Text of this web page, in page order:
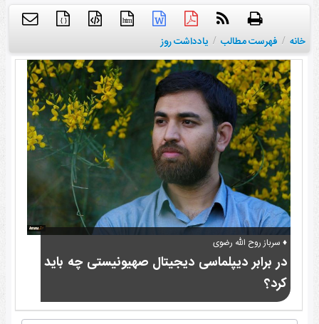
htm
{ }
خانه / فهرست مطالب / یادداشت روز
♦ سرباز روح الله رضوی
در برابر دیپلماسی دیجیتال صهیونیستی چه باید
کرد؟